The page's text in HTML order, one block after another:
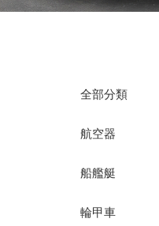
全部分類
航空器
船艦艇
輪甲車